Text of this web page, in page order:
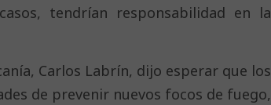
tendrían responsabilidad en la
Carlos Labrín, dijo esperar que los
de prevenir nuevos focos de fuego,